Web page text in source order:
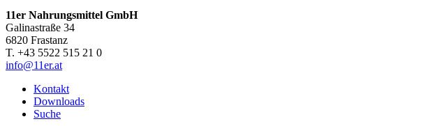
11er Nahrungsmittel GmbH
Galinastraße 34
6820 Frastanz
T. +43 5522 515 21 0
info@11er.at
Kontakt
Downloads
Suche